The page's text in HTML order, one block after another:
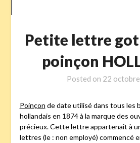
Petite lettre
poinçon
Posted on 22
Poinçon de date utilisé dans tous les
hollandais en 1874 à la marque des
précieux. Cette lettre appartenait à
lettres (le : non employé) commencé